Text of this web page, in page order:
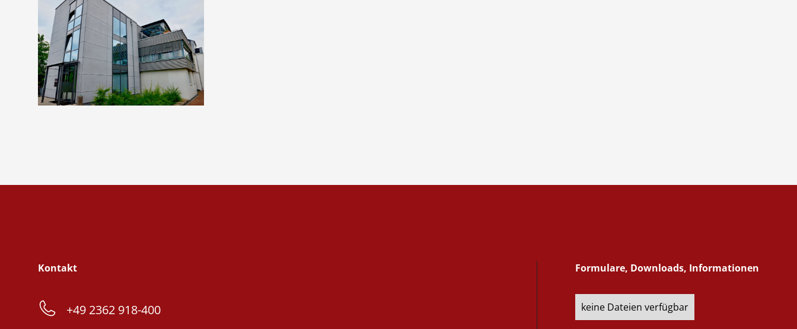
Kontakt
+49 2362 918-400
Formulare, Downloads, Informationen
keine Dateien verfügbar